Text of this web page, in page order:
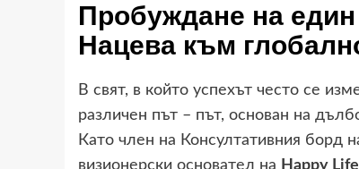
Пробуждане на
Нацева към
В свят, в който успехът често се
различен път – път, основан на
Като член на Консултативния борд
визионерски основател на Happy